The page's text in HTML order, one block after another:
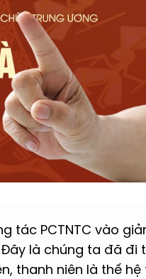
tác PCTNTC vào
là chúng ta đã đi
thanh niên là thế